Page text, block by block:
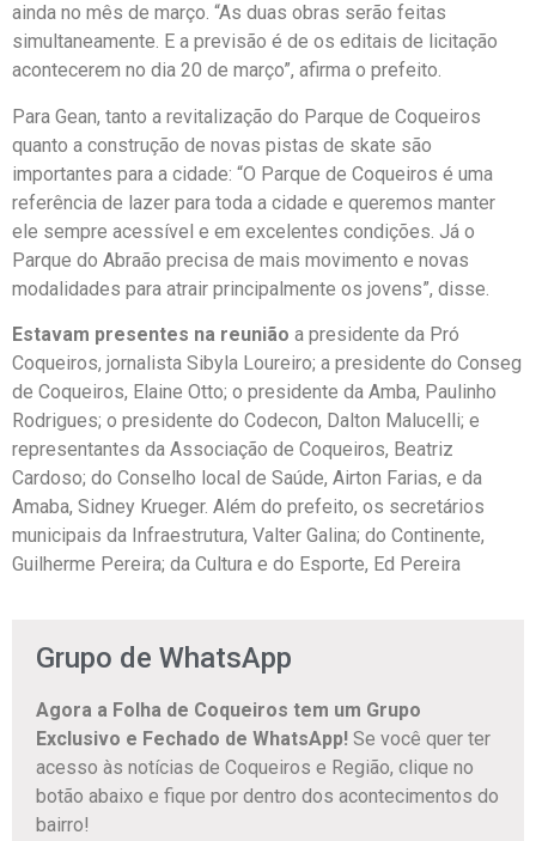
ainda no mês de março. “As duas obras serão feitas
simultaneamente. E a previsão é de os editais de licitação
acontecerem no dia 20 de março”, afirma o prefeito.
Para Gean, tanto a revitalização do Parque de Coqueiros
quanto a construção de novas pistas de skate são
importantes para a cidade: “O Parque de Coqueiros é uma
referência de lazer para toda a cidade e queremos manter
ele sempre acessível e em excelentes condições. Já o
Parque do Abraão precisa de mais movimento e novas
modalidades para atrair principalmente os jovens”, disse.
Estavam presentes na reunião a presidente da Pró
Coqueiros, jornalista Sibyla Loureiro; a presidente do Conseg
de Coqueiros, Elaine Otto; o presidente da Amba, Paulinho
Rodrigues; o presidente do Codecon, Dalton Malucelli; e
representantes da Associação de Coqueiros, Beatriz
Cardoso; do Conselho local de Saúde, Airton Farias, e da
Amaba, Sidney Krueger. Além do prefeito, os secretários
municipais da Infraestrutura, Valter Galina; do Continente,
Guilherme Pereira; da Cultura e do Esporte, Ed Pereira
Grupo de WhatsApp
Agora a Folha de Coqueiros tem um Grupo
Exclusivo e Fechado de WhatsApp! Se você quer ter
acesso às notícias de Coqueiros e Região, clique no
botão abaixo e fique por dentro dos acontecimentos do
bairro!